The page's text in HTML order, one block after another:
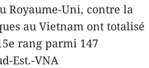
Royaume-Uni, contre la
au Vietnam ont totalisé
rang parmi 147
Est.-VNA